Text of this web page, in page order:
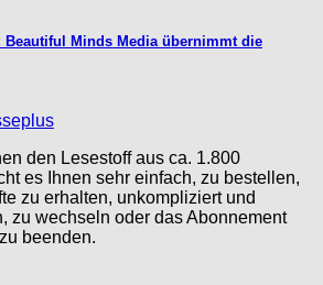
Beautiful Minds Media übernimmt die
den Lesestoff aus ca. 1.800
es Ihnen sehr einfach, zu bestellen,
zu erhalten, unkompliziert und
zu wechseln oder das Abonnement
beenden.